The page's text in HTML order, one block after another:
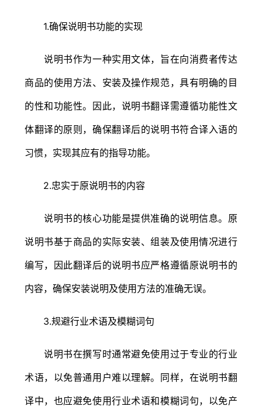
1.确保说明书功能的实现
说明书作为一种实用文体，旨在向消费者传达
商品的使用方法、安装及操作规范，具有明确的目
的性和功能性。因此，说明书翻译需遵循功能性文
体翻译的原则，确保翻译后的说明书符合译入语的
习惯，实现其应有的指导功能。
2.忠实于原说明书的内容
说明书的核心功能是提供准确的说明信息。原
说明书基于商品的实际安装、组装及使用情况进行
编写，因此翻译后的说明书应严格遵循原说明书的
内容，确保安装说明及使用方法的准确无误。
3.规避行业术语及模糊词句
说明书在撰写时通常避免使用过于专业的行业
术语，以免普通用户难以理解。同样，在说明书翻
译中，也应避免使用行业术语和模糊词句，以免产